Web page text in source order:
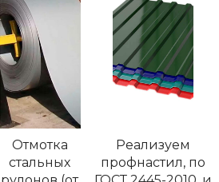
Отмотка
стальных
Реализуем
профнастил, по